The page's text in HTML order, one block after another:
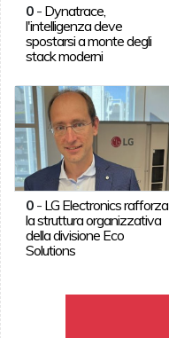
0- Dynatrace,
l'intelligenza deve
spostarsi a monte degli
stack moderni
0- LG Electronics rafforza
la struttura organizzativa
della divisione Eco
Solutions